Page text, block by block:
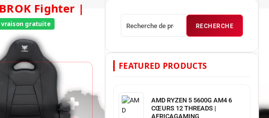
N/A
RECHERCHE
FEATURED PRODUCTS
AMD RYZEN 5 5600G AM4 6
CŒURS 12 THREADS |
AFRICAGAMING